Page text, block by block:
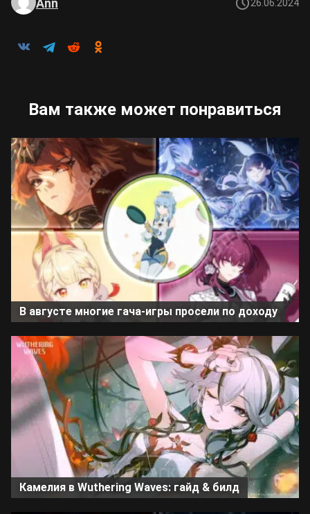
26.06.2024
Вам также может понравиться
В августе многие гача-игры просели по доходу
Камелия в Wuthering Waves: гайд & билд